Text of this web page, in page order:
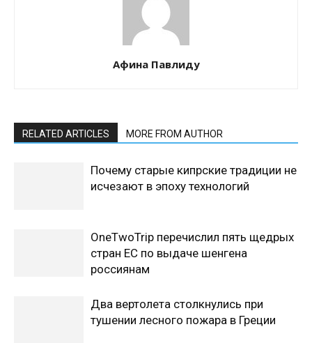
Афина Павлиду
RELATED ARTICLES MORE FROM AUTHOR
Почему старые кипрские традиции не
исчезают в эпоху технологий
OneTwoTrip перечислил пять щедрых
стран ЕС по выдаче шенгена
россиянам
Два вертолета столкнулись при
тушении лесного пожара в Греции